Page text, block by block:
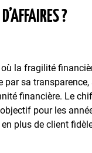
?
la fragilité
par sa
financière. Le
pour les
plus de client